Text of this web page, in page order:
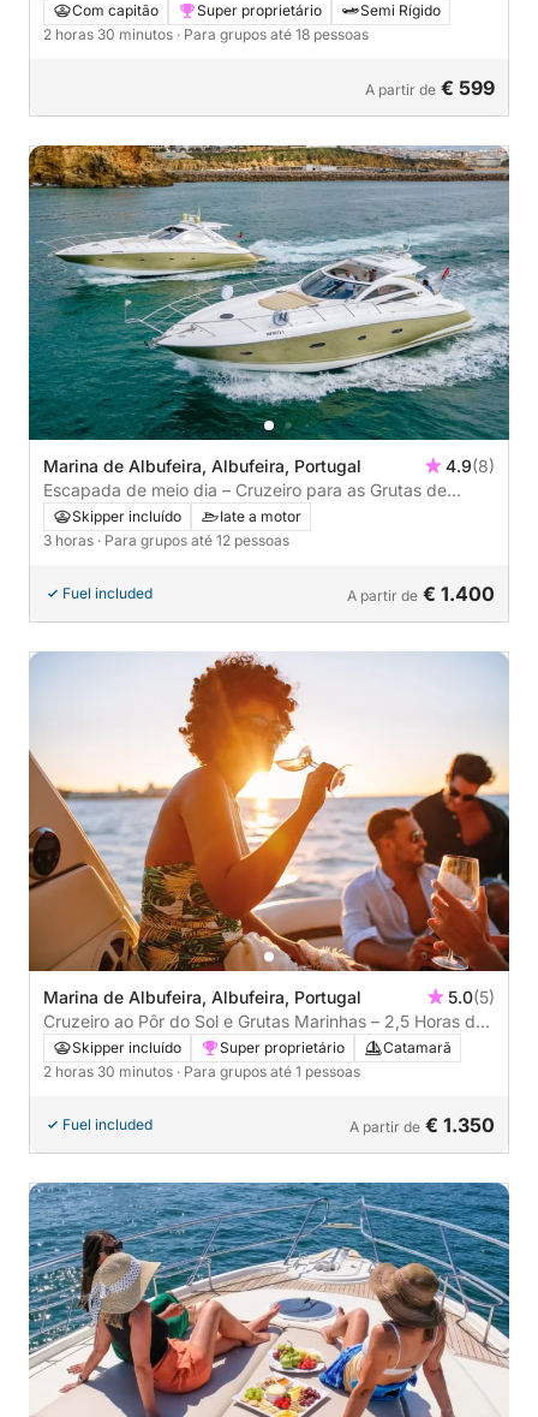
Com capitão Super proprietário
Semi Rígido
2 horas 30 minutos · Para grupos até 18 pessoas
A partir de € 599
Marina de Albufeira, Albufeira, Portugal 4.9(8)
Escapada de meio dia – Cruzeiro para as Grutas de
Benagil saindo de Albufeira
Skipper incluído
Iate a motor
3 horas · Para grupos até 12 pessoas
Fuel included A partir de € 1.400
Marina de Albufeira, Albufeira, Portugal 5.0(5)
Cruzeiro ao Pôr do Sol e Grutas Marinhas – 2,5 Horas de
Albufeira
Skipper incluído Super proprietário
Catamarã
2 horas 30 minutos · Para grupos até 1 pessoas
Fuel included A partir de € 1.350